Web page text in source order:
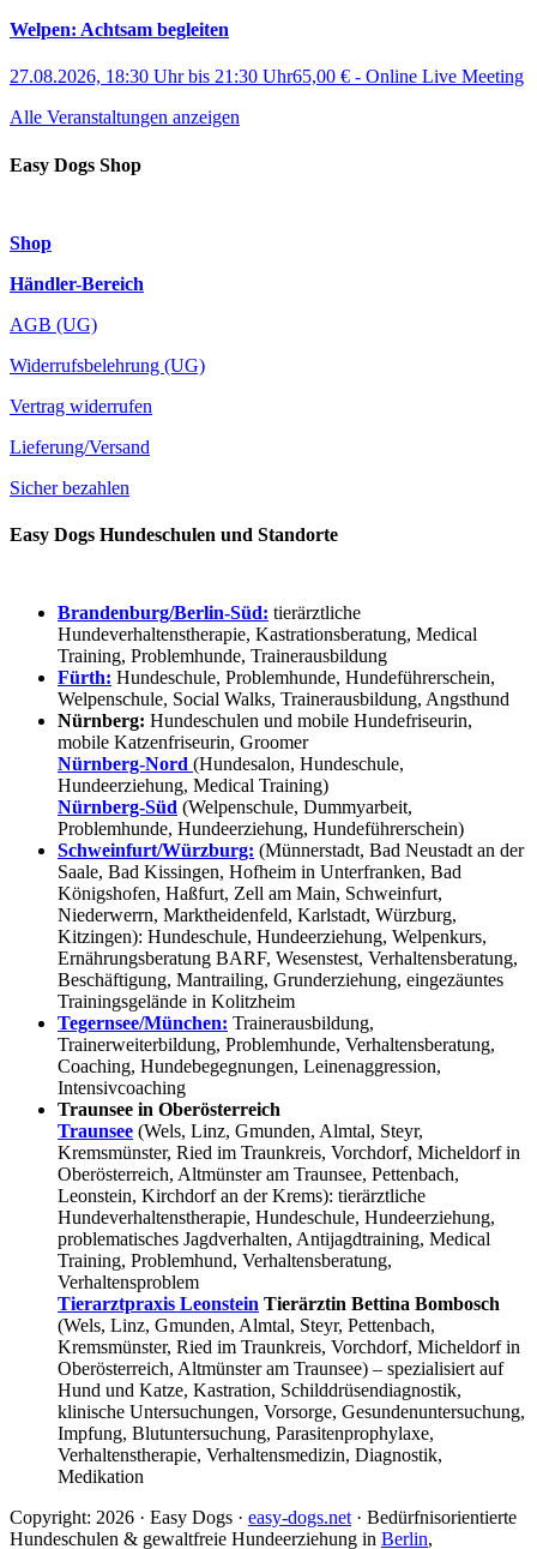
Welpen: Achtsam begleiten
27.08.2026, 18:30 Uhrbis 21:30 Uhr65,00 € - Online Live Meeting
Alle Veranstaltungen anzeigen
Easy Dogs Shop
Shop
Händler-Bereich
AGB (UG)
Widerrufsbelehrung (UG)
Vertrag widerrufen
Lieferung/Versand
Sicher bezahlen
Easy Dogs Hundeschulen und Standorte
Brandenburg/Berlin-Süd: tierärztliche
Hundeverhaltenstherapie, Kastrationsberatung, Medical
Training, Problemhunde, Trainerausbildung
Fürth: Hundeschule, Problemhunde, Hundeführerschein,
Welpenschule, Social Walks, Trainerausbildung, Angsthund
Nürnberg: Hundeschulen und mobile Hundefriseurin,
mobile Katzenfriseurin, Groomer
Nürnberg-Nord (Hundesalon, Hundeschule,
Hundeerziehung, Medical Training)
Nürnberg-Süd (Welpenschule, Dummyarbeit,
Problemhunde, Hundeerziehung, Hundeführerschein)
Schweinfurt/Würzburg: (Münnerstadt, Bad Neustadt an der
Saale, Bad Kissingen, Hofheim in Unterfranken, Bad
Königshofen, Haßfurt, Zell am Main, Schweinfurt,
Niederwerrn, Marktheidenfeld, Karlstadt, Würzburg,
Kitzingen): Hundeschule, Hundeerziehung, Welpenkurs,
Ernährungsberatung BARF, Wesenstest, Verhaltensberatung,
Beschäftigung, Mantrailing, Grunderziehung, eingezäuntes
Trainingsgelände in Kolitzheim
Tegernsee/München: Trainerausbildung,
Trainerweiterbildung, Problemhunde, Verhaltensberatung,
Coaching, Hundebegegnungen, Leinenaggression,
Intensivcoaching
Traunsee in Oberösterreich
Traunsee (Wels, Linz, Gmunden, Almtal, Steyr,
Kremsmünster, Ried im Traunkreis, Vorchdorf, Micheldorf in
Oberösterreich, Altmünster am Traunsee, Pettenbach,
Leonstein, Kirchdorf an der Krems): tierärztliche
Hundeverhaltenstherapie, Hundeschule, Hundeerziehung,
problematisches Jagdverhalten, Antijagdtraining, Medical
Training, Problemhund, Verhaltensberatung,
Verhaltensproblem
Tierarztpraxis Leonstein Tierärztin Bettina Bombosch
(Wels, Linz, Gmunden, Almtal, Steyr, Pettenbach,
Kremsmünster, Ried im Traunkreis, Vorchdorf, Micheldorf in
Oberösterreich, Altmünster am Traunsee) – spezialisiert auf
Hund und Katze, Kastration, Schilddrüsendiagnostik,
klinische Untersuchungen, Vorsorge, Gesundenuntersuchung,
Impfung, Blutuntersuchung, Parasitenprophylaxe,
Verhaltenstherapie, Verhaltensmedizin, Diagnostik,
Medikation
Copyright: 2026 · Easy Dogs · easy-dogs.net · Bedürfnisorientierte
Hundeschulen & gewaltfreie Hundeerziehung in Berlin,